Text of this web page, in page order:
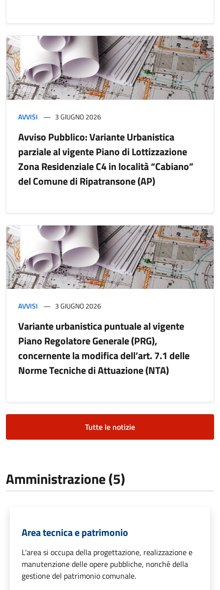
AVVISI 3 GIUGNO 2026
Avviso Pubblico: Variante Urbanistica
parziale al vigente Piano di Lottizzazione
Zona Residenziale C4 in località “Cabiano”
del Comune di Ripatransone (AP)
AVVISI 3 GIUGNO 2026
Variante urbanistica puntuale al vigente
Piano Regolatore Generale (PRG),
concernente la modifica dell’art. 7.1 delle
Norme Tecniche di Attuazione (NTA)
Tutte le notizie
Amministrazione (5)
Area tecnica e patrimonio
L'area si occupa della progettazione, realizzazione e
manutenzione delle opere pubbliche, nonché della
gestione del patrimonio comunale.